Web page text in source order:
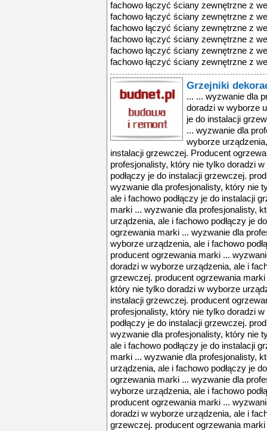
fachowo łączyć ściany zewnętrzne z
fachowo łączyć ściany zewnętrzne z
fachowo łączyć ściany zewnętrzne z
fachowo łączyć ściany zewnętrzne z
fachowo łączyć ściany zewnętrzne z
fachowo łączyć ściany zewnętrzne z
Grzejniki
... ... wyzwanie dla
doradzi w wyborze
je do instalacji
... wyzwanie dla
wyborze
instalacji grzewczej. Producent
profesjonalisty, który nie tylko doradzi
podłączy je do instalacji grzewczej.
wyzwanie dla profesjonalisty, który nie
ale i fachowo podłączy je do instalacji
marki ... wyzwanie dla profesjonalisty,
urządzenia, ale i fachowo podłączy je
ogrzewania marki ... wyzwanie dla
wyborze urządzenia, ale i fachowo
producent ogrzewania marki ...
doradzi w wyborze urządzenia, ale i
grzewczej. producent ogrzewania
który nie tylko doradzi w wyborze
instalacji grzewczej. producent
profesjonalisty, który nie tylko doradzi
podłączy je do instalacji grzewczej.
wyzwanie dla profesjonalisty, który nie
ale i fachowo podłączy je do instalacji
marki ... wyzwanie dla profesjonalisty,
urządzenia, ale i fachowo podłączy je
ogrzewania marki ... wyzwanie dla
wyborze urządzenia, ale i fachowo
producent ogrzewania marki ...
doradzi w wyborze urządzenia, ale i
grzewczej. producent ogrzewania